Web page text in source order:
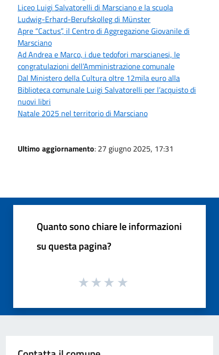
Liceo Luigi Salvatorelli di Marsciano e la scuola
Ludwig-Erhard-Berufskolleg di Münster
Apre “Cactus”, il Centro di Aggregazione Giovanile di
Marsciano
Ad Andrea e Marco, i due tedofori marscianesi, le
congratulazioni dell’Amministrazione comunale
Dal Ministero della Cultura oltre 12mila euro alla
Biblioteca comunale Luigi Salvatorelli per l’acquisto di
nuovi libri
Natale 2025 nel territorio di Marsciano
Ultimo aggiornamento: 27 giugno 2025, 17:31
Quanto sono chiare le informazioni
su questa pagina?